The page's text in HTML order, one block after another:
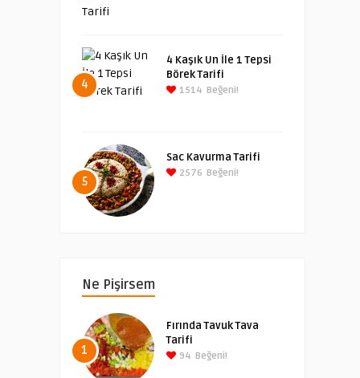
4
4 Kaşık Un İle 1 Tepsi
Börek Tarifi
1514 Beğeni!
5
Sac Kavurma Tarifi
2576 Beğeni!
Ne Pişirsem
1
Fırında Tavuk Tava
Tarifi
94 Beğeni!